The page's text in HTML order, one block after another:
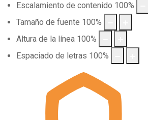
Escalamiento de contenido 100%
Tamaño de fuente 100%
Altura de la línea 100%
Espaciado de letras 100%